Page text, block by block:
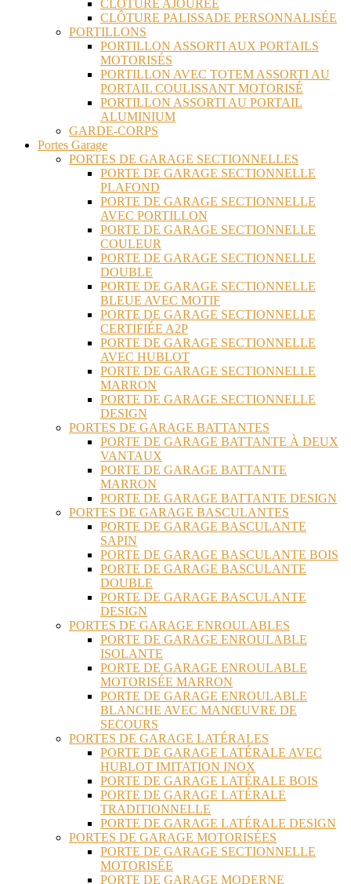
CLÔTURE AJOURÉE
CLÔTURE PALISSADE PERSONNALISÉE
PORTILLONS
PORTILLON ASSORTI AUX PORTAILS
MOTORISÉS
PORTILLON AVEC TOTEM ASSORTI AU
PORTAIL COULISSANT MOTORISÉ
PORTILLON ASSORTI AU PORTAIL
ALUMINIUM
GARDE-CORPS
Portes Garage
PORTES DE GARAGE SECTIONNELLES
PORTE DE GARAGE SECTIONNELLE
PLAFOND
PORTE DE GARAGE SECTIONNELLE
AVEC PORTILLON
PORTE DE GARAGE SECTIONNELLE
COULEUR
PORTE DE GARAGE SECTIONNELLE
DOUBLE
PORTE DE GARAGE SECTIONNELLE
BLEUE AVEC MOTIF
PORTE DE GARAGE SECTIONNELLE
CERTIFIÉE A2P
PORTE DE GARAGE SECTIONNELLE
AVEC HUBLOT
PORTE DE GARAGE SECTIONNELLE
MARRON
PORTE DE GARAGE SECTIONNELLE
DESIGN
PORTES DE GARAGE BATTANTES
PORTE DE GARAGE BATTANTE À DEUX
VANTAUX
PORTE DE GARAGE BATTANTE
MARRON
PORTE DE GARAGE BATTANTE DESIGN
PORTES DE GARAGE BASCULANTES
PORTE DE GARAGE BASCULANTE
SAPIN
PORTE DE GARAGE BASCULANTE BOIS
PORTE DE GARAGE BASCULANTE
DOUBLE
PORTE DE GARAGE BASCULANTE
DESIGN
PORTES DE GARAGE ENROULABLES
PORTE DE GARAGE ENROULABLE
ISOLANTE
PORTE DE GARAGE ENROULABLE
MOTORISÉE MARRON
PORTE DE GARAGE ENROULABLE
BLANCHE AVEC MANŒUVRE DE
SECOURS
PORTES DE GARAGE LATÉRALES
PORTE DE GARAGE LATÉRALE AVEC
HUBLOT IMITATION INOX
PORTE DE GARAGE LATÉRALE BOIS
PORTE DE GARAGE LATÉRALE
TRADITIONNELLE
PORTE DE GARAGE LATÉRALE DESIGN
PORTES DE GARAGE MOTORISÉES
PORTE DE GARAGE SECTIONNELLE
MOTORISÉE
PORTE DE GARAGE MODERNE